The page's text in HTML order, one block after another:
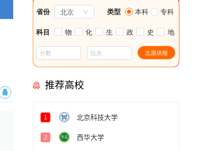
推荐高校
1 北京科技大学
2 西华大学